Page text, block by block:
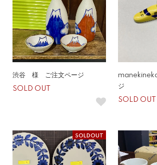
渋谷 様 ご注文ページ
SOLD OUT
ジ
SOLD OUT
SOLDOUT